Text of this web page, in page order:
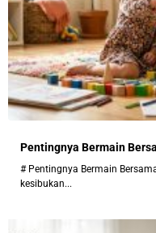
Pentingnya Bermain
# Pentingnya Bermain
kesibukan...